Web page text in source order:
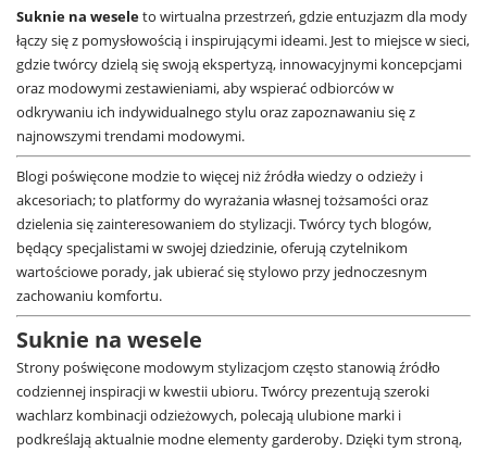
Suknie na weseleto wirtualna przestrzeń, gdzie entuzjazm dla mody
łączy się z pomysłowością i inspirującymi ideami. Jest to miejsce w sieci,
gdzie twórcy dzielą się swoją ekspertyzą, innowacyjnymi koncepcjami
oraz modowymi zestawieniami, aby wspierać odbiorców w
odkrywaniu ich indywidualnego stylu oraz zapoznawaniu się z
najnowszymi trendami modowymi.
Blogi poświęcone modzie to więcej niż źródła wiedzy o odzieży i
akcesoriach; to platformy do wyrażania własnej tożsamości oraz
dzielenia się zainteresowaniem do stylizacji. Twórcy tych blogów,
będący specjalistami w swojej dziedzinie, oferują czytelnikom
wartościowe porady, jak ubierać się stylowo przy jednoczesnym
zachowaniu komfortu.
Suknie na wesele
Strony poświęcone modowym stylizacjom często stanowią źródło
codziennej inspiracji w kwestii ubioru. Twórcy prezentują szeroki
wachlarz kombinacji odzieżowych, polecają ulubione marki i
podkreślają aktualnie modne elementy garderoby. Dzięki tym stroną,